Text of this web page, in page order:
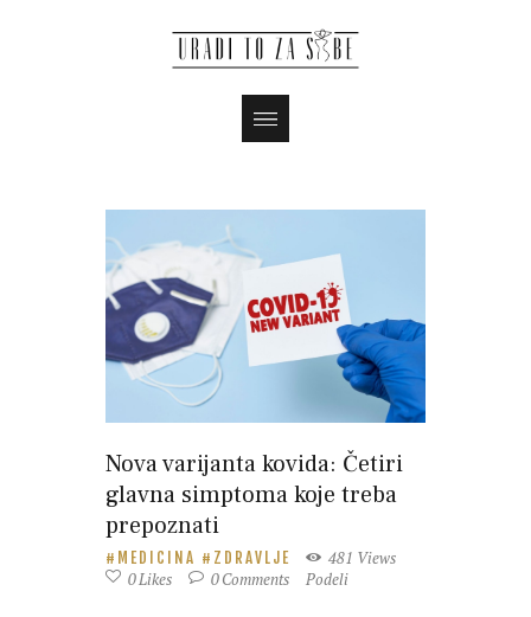
Nova varijanta kovida: Četiri
glavna simptoma koje treba
prepoznati
MEDICINA ZDRAVLJE 481 Views
0Likes 0Comments Podeli